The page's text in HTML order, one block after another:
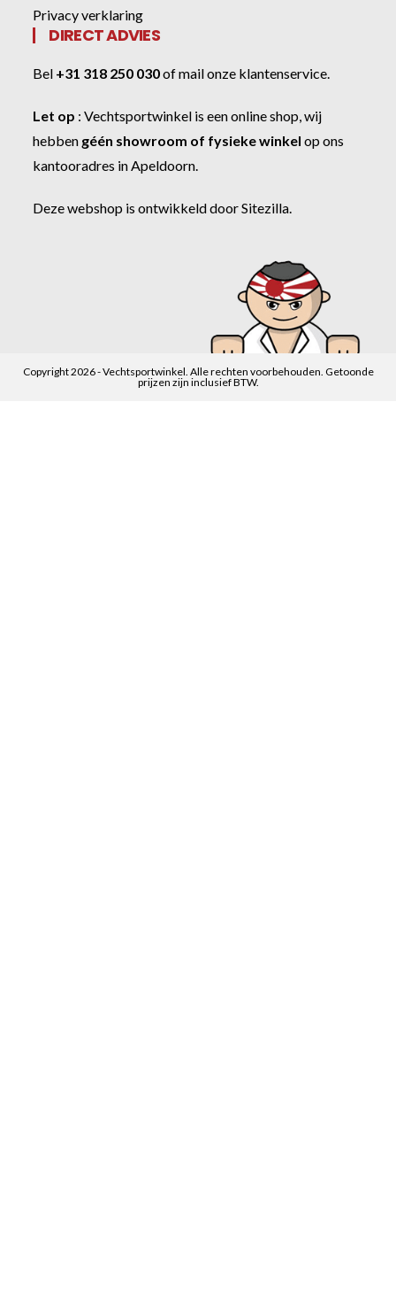
Privacy verklaring
DIRECT ADVIES
Bel +31 318 250 030ofmail onze klantenservice.
Let op :Vechtsportwinkel is een online shop, wij
hebben géén showroom of fysieke winkel op ons
kantooradres in Apeldoorn.
Deze webshop is ontwikkeld doorSitezilla.
Copyright 2026 - Vechtsportwinkel. Alle rechten voorbehouden. Getoonde
prijzen zijn inclusief BTW.